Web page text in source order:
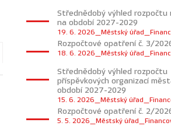
Střednědobý výhled rozpočtu
na období 2027-2029
19. 6. 2026_Městský
Rozpočtové opatření č. 3/
18. 6. 2026_Městský
Střednědobý výhled rozpočtu
příspěvkových organizací
období 2027-2029
15. 6. 2026_Městský
Rozpočtové opatření č. 2/
5. 5. 2026_Městský